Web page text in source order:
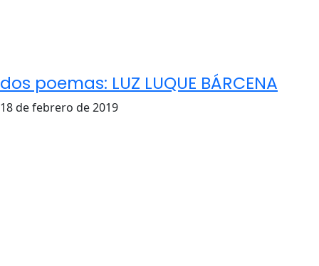
dos poemas: LUZ LUQUE BÁRCENA
18 de febrero de 2019